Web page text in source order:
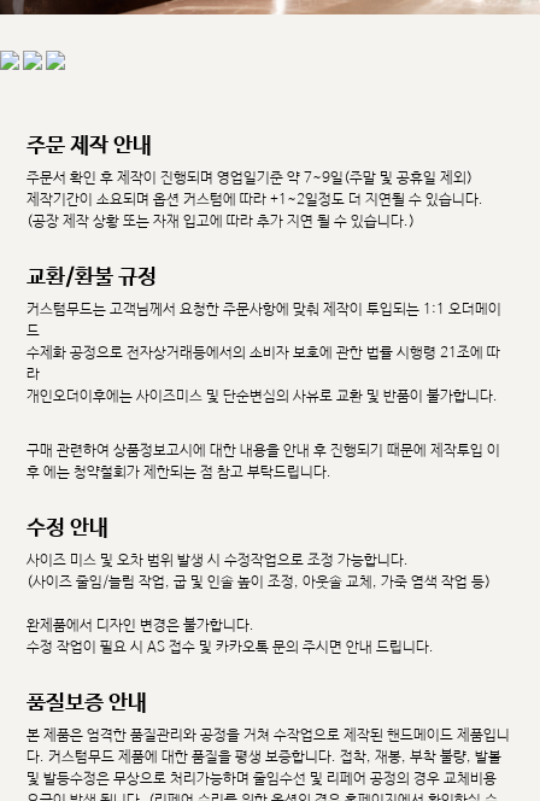
주문 제작 안내
주문서 확인 후 제작이 진행되며 영업일기준 약 7~9일(주말 및 공휴일 제외)
제작기간이 소요되며 옵션 커스텀에 따라 +1~2일정도 더 지연될 수 있습니다.
(공장 제작 상황 또는 자재 입고에 따라 추가 지연 될 수 있습니다.)
교환/환불 규정
커스텀무드는 고객님께서 요청한 주문사항에 맞춰 제작이 투입되는 1:1 오더메이
드
수제화 공정으로 전자상거래등에서의 소비자 보호에 관한 법률 시행령 21조에 따
라
개인오더이후에는 사이즈미스 및 단순변심의 사유로 교환 및 반품이 불가합니다.
구매 관련하여 상품정보고시에 대한 내용을 안내 후 진행되기 때문에 제작투입 이
후 에는 청약철회가 제한되는 점 참고 부탁드립니다.
수정 안내
사이즈 미스 및 오차 범위 발생 시 수정작업으로 조정 가능합니다.
(사이즈 줄임/늘림 작업, 굽 및 인솔 높이 조정, 아웃솔 교체, 가죽 염색 작업 등)
완제품에서 디자인 변경은 불가합니다.
수정 작업이 필요 시 AS 접수 및 카카오톡 문의 주시면 안내 드립니다.
품질보증 안내
본 제품은 엄격한 품질관리와 공정을 거쳐 수작업으로 제작된 핸드메이드 제품입니
다. 커스텀무드 제품에 대한 품질을 평생 보증합니다. 접착, 재봉, 부착 불량, 발볼
및 발등수정은 무상으로 처리가능하며 줄임수선 및 리페어 공정의 경우 교체비용